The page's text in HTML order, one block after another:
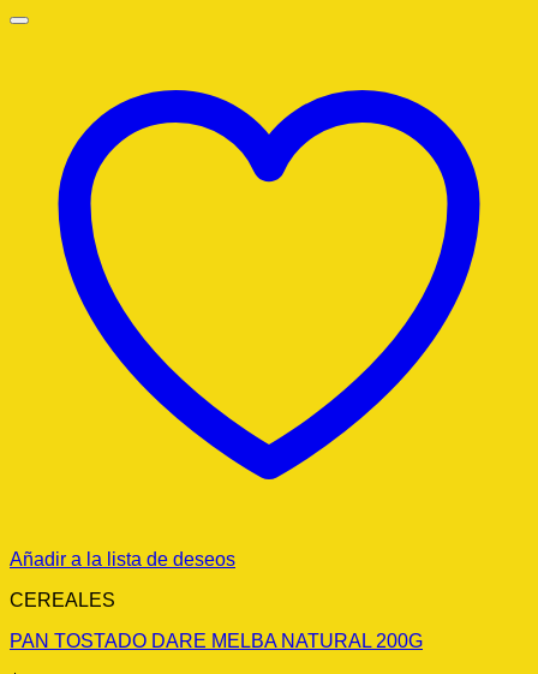
Añadir a la lista de deseos
CEREALES
PAN TOSTADO DARE MELBA NATURAL 200G